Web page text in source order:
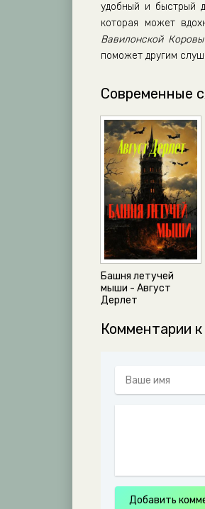
удобный и быстрый
которая может
Вавилонской
поможет другим
Современные
Башня летучей
мыши - Август
Дерлет
Комментарии к
Добавить